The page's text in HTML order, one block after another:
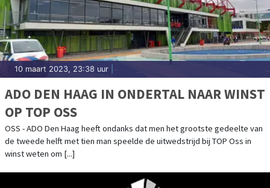
10 maart 2023, 23:38 uur
ADO DEN HAAG IN ONDERTAL NAAR WINST
OP TOP OSS
OSS - ADO Den Haag heeft ondanks dat men het grootste gedeelte van
de tweede helft met tien man speelde de uitwedstrijd bij TOP Oss in
winst weten om [...]